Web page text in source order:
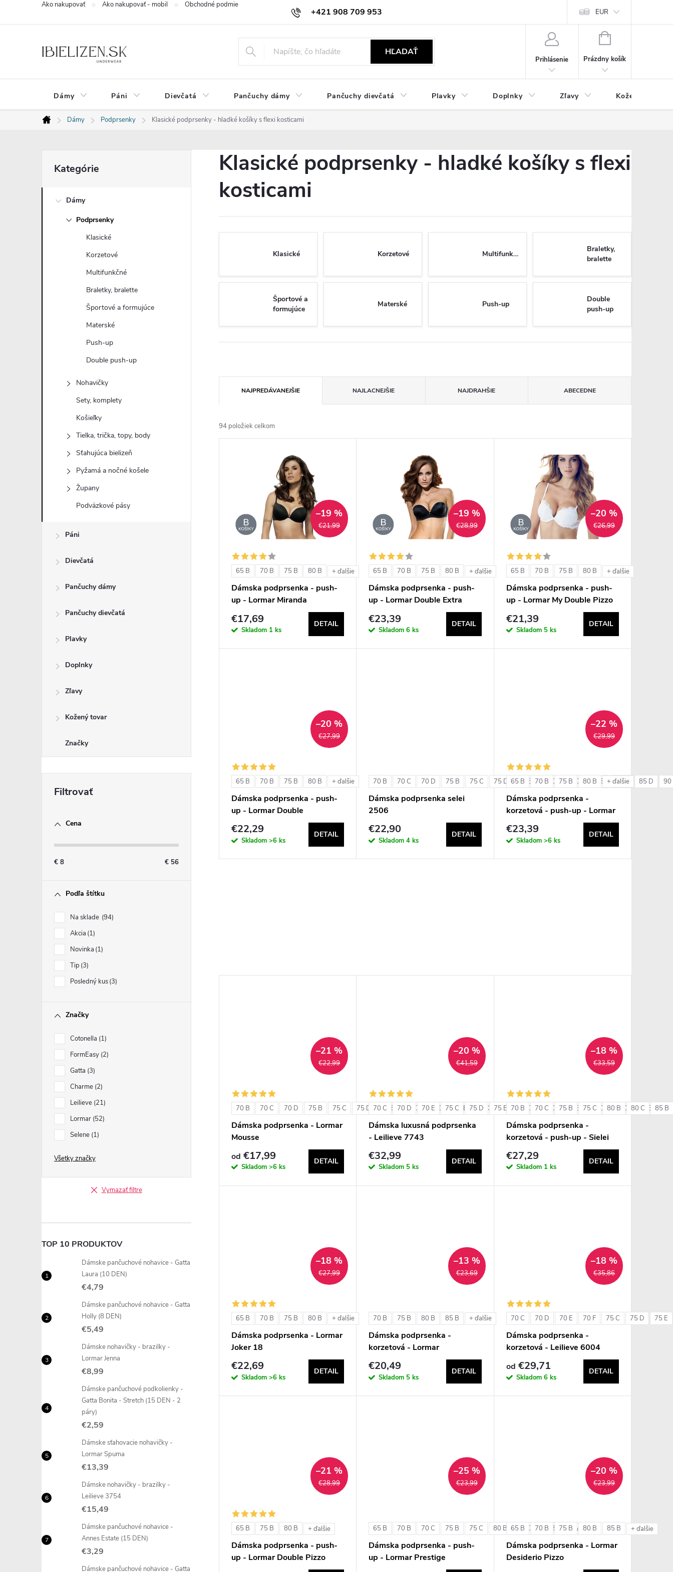
+421 908 709 953
objednavky@ibielizen.sk
Ako nakupovať Ako nakupovať - mobil Obchodné podmienky
EUR
HĽADAŤ
Prihlásenie
NÁKUPNÝ
Prázdny košík
Dámy Páni Dievčatá Pančuchy dámy Pančuchy dievčatá Plavky Doplnky Zľavy Kožený tovar
Domov
Dámy Podprsenky Klasické podprsenky - hladké košíky s flexi kosticami
o
kategórie
Kategórie
Dámy
Podprsenky
Klasické
Korzetové
Multifunkčné
Braletky, bralette
Športové a formujúce
Materské
Push-up
Double push-up
Nohavičky
Sety, komplety
Košieľky
Tielka, trička, topy, body
Sťahujúca bielizeň
Pyžamá a nočné košele
Župany
Podväzkové pásy
Páni
Dievčatá
Pančuchy dámy
Pančuchy dievčatá
Plavky
Doplnky
Zľavy
Kožený tovar
Značky
Cena
€ 8 € 56
Podľa štítku
Na sklade 94
Akcia 1
Novinka 1
Tip 3
Posledný kus 3
Značky
Cotonella 1
FormEasy 2
Gatta 3
Charme 2
Leilieve 21
Lormar 52
Selene 1
Všetky značky
Vymazať filtre
TOP 10 PRODUKTOV
Dámske pančuchové nohavice - Gatta
Laura (10 DEN)
€4,79
Dámske pančuchové nohavice - Gatta
Holly (8 DEN)
€5,49
Dámske nohavičky - brazilky -
Lormar Jenna
€8,99
Dámske pančuchové podkolienky -
Gatta Bonita - Stretch (15 DEN - 2
páry)
€2,59
Dámske sťahovacie nohavičky -
Lormar Spuma
€13,39
Dámske nohavičky - brazilky -
Leilieve 3754
€15,49
Dámske pančuchové nohavice -
Annes Estate (15 DEN)
€3,29
Dámske pančuchové nohavice - Gatta
Klasické podprsenky - hladké košíky s flexi
kosticami
Klasické Korzetové Multifunkčné
Braletky,
bralette
Športové a
formujúce
Materské Push-up
Double
push-up
a
d
NAJPREDÁVANEJŠIE NAJLACNEJŠIE NAJDRAHŠIE ABECEDNE
94 položiek celkom
d
€21,99
–19 %
65 B 70 B 75 B 80 B + ďalšie
Dámska podprsenka - push-
up - Lormar Miranda
€17,69
Skladom 1 ks
DETAIL
€28,99
–19 %
65 B 70 B 75 B 80 B + ďalšie
Dámska podprsenka - push-
up - Lormar Double Extra
€23,39
Skladom6 ks
DETAIL
€26,99
–20 %
65 B 70 B 75 B 80 B + ďalšie
Dámska podprsenka - push-
up - Lormar My Double Pizzo
€21,39
Skladom 5 ks
DETAIL
€27,99
–20 %
65 B 70 B 75 B 80 B + ďalšie
Dámska podprsenka - push-
up - Lormar Double
€22,29
Skladom >6 ks
DETAIL
70 B 70 C 70 D 75 B 75 C 75 D 80 B 80 C 80 D 85 B 85 C 85 D 90
Dámska podprsenka selei
2506
€22,90
Skladom4 ks
DETAIL
€29,99
–22 %
65 B 70 B 75 B 80 B + ďalšie
Dámska podprsenka -
korzetová - push-up - Lormar
Double Extra Pizzo
€23,39
Skladom >6 ks
DETAIL
€22,99
–21 %
70 B 70 C 70 D 75 B 75 C 75 D 80 B 80 C 80 D 85 B 85 C 85 D 90 B 90 C + ďalšie
Dámska podprsenka - Lormar
Mousse
od €17,99
Skladom >6 ks
DETAIL
€41,59
–20 %
70 C 70 D 70 E 75 C 75 D 75 E 80 C 80 D 80 E 85 C 85 D 85 E 90
Dámska luxusná podprsenka
- Leilieve 7743
€32,99
Skladom 5 ks
DETAIL
€33,59
–18 %
70 B 70 C 75 B 75 C 80 B 80 C 85 B
Dámska podprsenka -
korzetová - push-up - Sielei
1580
€27,29
Skladom 1 ks
DETAIL
€27,99
–18 %
65 B 70 B 75 B 80 B + ďalšie
Dámska podprsenka - Lormar
Joker 18
€22,69
Skladom >6 ks
DETAIL
€23,69
–13 %
70 B 75 B 80 B 85 B + ďalšie
Dámska podprsenka -
korzetová - Lormar
ExtraOrdinary Fascia
€20,49
Skladom 5 ks
DETAIL
€35,86
–18 %
70 C 70 D 70 E 70 F 75 C 75 D 75 E
Dámska podprsenka -
korzetová - Leilieve 6004
od €29,71
Skladom 6 ks
DETAIL
€28,99
–21 %
65 B 75 B 80 B + ďalšie
Dámska podprsenka - push-
up - Lormar Double Pizzo
€23,99
–25 %
65 B 70 B 70 C 75 B 75 C 80 B 80 C 85 B + ďalšie
Dámska podprsenka - push-
up - Lormar Prestige
€23,99
–20 %
65 B 70 B 75 B 80 B 85 B + ďalšie
Dámska podprsenka - Lormar
Desiderio Pizzo